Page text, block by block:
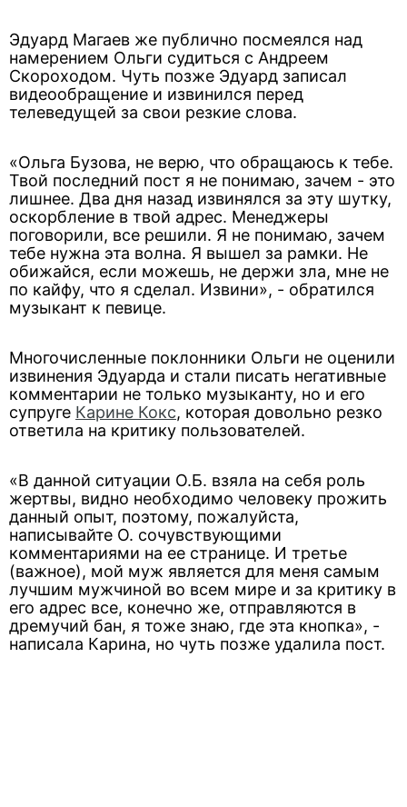
Эдуард Магаев же публично посмеялся над
намерением Ольги судиться с Андреем
Скороходом. Чуть позже Эдуард записал
видеообращение и извинился перед
телеведущей за свои резкие слова.
«Ольга Бузова, не верю, что обращаюсь к тебе.
Твой последний пост я не понимаю, зачем - это
лишнее. Два дня назад извинялся за эту шутку,
оскорбление в твой адрес. Менеджеры
поговорили, все решили. Я не понимаю, зачем
тебе нужна эта волна. Я вышел за рамки. Не
обижайся, если можешь, не держи зла, мне не
по кайфу, что я сделал. Извини», - обратился
музыкант к певице.
Многочисленные поклонники Ольги не оценили
извинения Эдуарда и стали писать негативные
комментарии не только музыканту, но и его
супруге Карине Кокс, которая довольно резко
ответила на критику пользователей.
«В данной ситуации О.Б. взяла на себя роль
жертвы, видно необходимо человеку прожить
данный опыт, поэтому, пожалуйста,
написывайте О. сочувствующими
комментариями на ее странице. И третье
(важное), мой муж является для меня самым
лучшим мужчиной во всем мире и за критику в
его адрес все, конечно же, отправляются в
дремучий бан, я тоже знаю, где эта кнопка», -
написала Карина, но чуть позже удалила пост.